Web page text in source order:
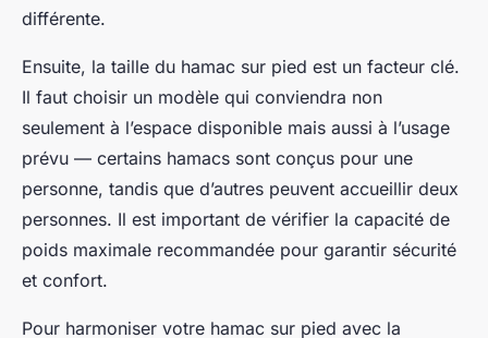
différente.
Ensuite, la taille du hamac sur pied est un facteur clé.
Il faut choisir un modèle qui conviendra non
seulement à l’espace disponible mais aussi à l’usage
prévu — certains hamacs sont conçus pour une
personne, tandis que d’autres peuvent accueillir deux
personnes. Il est important de vérifier la capacité de
poids maximale recommandée pour garantir sécurité
et confort.
Pour harmoniser votre hamac sur pied avec la